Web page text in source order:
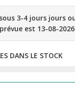
3-4 jours jours
est 13-08-2026
DANS LE STOCK